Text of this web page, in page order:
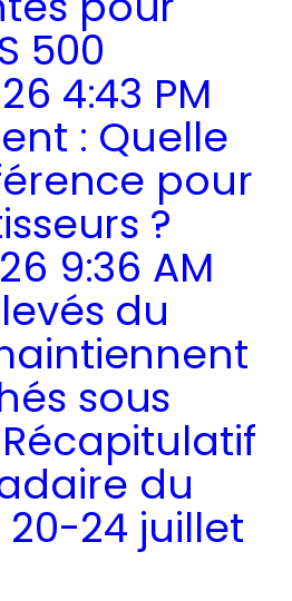
500
4:43 PM
: Quelle
pour
?
9:36 AM
du
sous
du
24 juillet